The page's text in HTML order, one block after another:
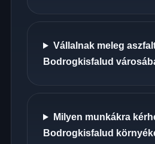
Vállalnak meleg
Bodrogkisfalud
Milyen munkákra
Bodrogkisfalud